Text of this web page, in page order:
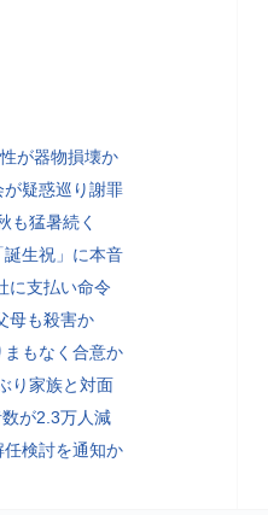
が器物損壊か
疑惑巡り謝罪
も猛暑続く
生祝」に本音
に支払い命令
母も殺害か
もなく合意か
り家族と対面
が2.3万人減
検討を通知か